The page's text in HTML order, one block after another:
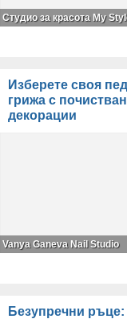
Студио за красота My
Изберете своя
грижа с
декорации
Vanya Ganeva Nail Studio
Безупречни